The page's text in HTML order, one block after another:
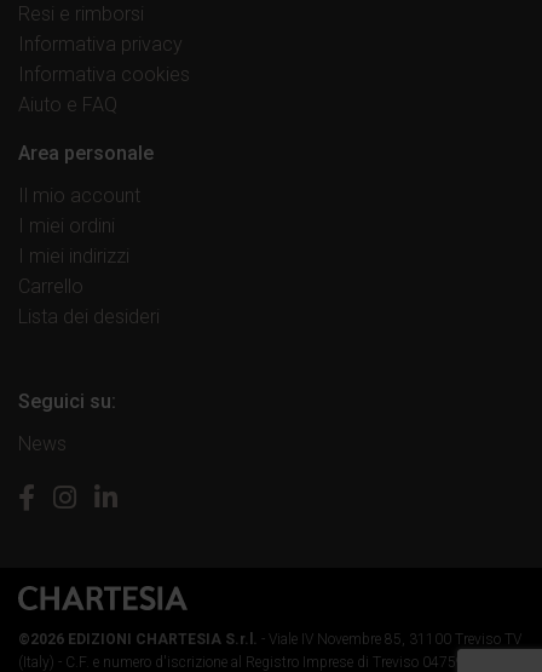
Resi e rimborsi
Informativa privacy
Informativa cookies
Aiuto e FAQ
Area personale
Il mio account
I miei ordini
I miei indirizzi
Carrello
Lista dei desideri
Seguici su:
News
©2026 EDIZIONI CHARTESIA S.r.l. - Viale IV Novembre 85, 31100 Treviso TV
(Italy) - C.F. e numero d'iscrizione al Registro Imprese di Treviso 04759890264 -